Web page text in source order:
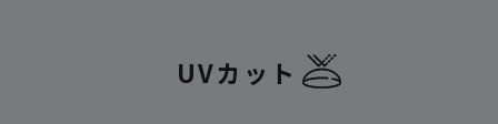
UVカット